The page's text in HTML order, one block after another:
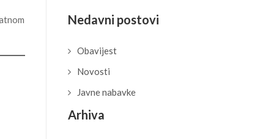
Nedavni postovi
Obavijest
Novosti
Javne nabavke
Arhiva